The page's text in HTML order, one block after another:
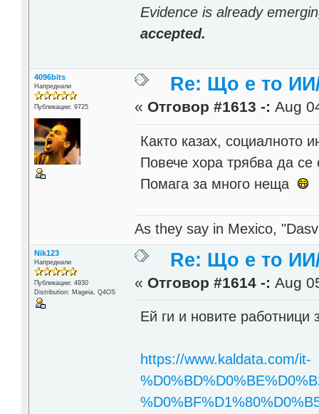
Evidence is already
accepted.
4096bits
Напреднали
Публикации: 9725
Re: Що е то
« Отговор #1613 -: Aug
Както казах, социалното
Повече хора трябва да се
Помага за много неща
As they say in Mexico,
Nik123
Напреднали
Публикации: 4930
Distribution: Mageia, Q4OS
Re: Що е то
« Отговор #1614 -: Aug
Ей ги и новите работници
https://www.kaldata.com/it-